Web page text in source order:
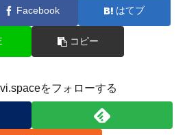
Facebook はてブ
コピー
をフォローする